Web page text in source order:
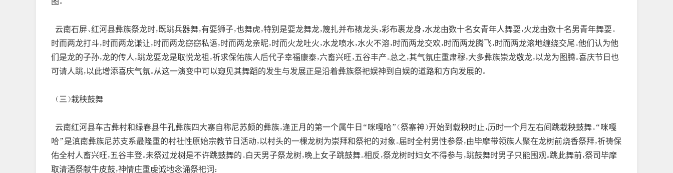
云南石屏、红河县彝族祭龙时，既跳兵器舞，有耍狮子，也舞虎，特别是耍龙舞龙，篾扎并布裱龙头，彩布裹龙身，水龙由数十名女青年人舞耍，火龙由数十名男青年舞耍。
时而两龙打斗，时而两龙谦让，时而两龙窃窃私语，时而两龙亲昵，时而火龙吐火，水龙喷水，水火不溶，时而两龙交欢，时而两龙腾飞，时而两龙滚地缠绕交尾。他们认为他
们是龙的子孙，龙的传人，跳龙耍龙是取悦龙祖，祈求保佑族人后代子幸福康泰，六畜兴旺，五谷丰产。总之，其气氛庄重肃穆，大多彝族崇龙敬龙，以龙为图腾。喜庆节日也
可请人跳，以此增添喜庆气氛。从这一演变中可以窥见其舞蹈的发生与发展正是沿着彝族祭祀娱神到自娱的道路和方向发展的。
（三）栽秧鼓舞
云南红河县车古彝村和绿春县牛孔彝族四大寨自称尼苏颇的彝族，逢正月的第一个属牛日“咪嘎哈”（祭寨神）开始到载秧时止，历时一个月左右间跳栽秧鼓舞。“咪嘎
哈”是滇南彝族尼苏支系最隆重的村社性原始宗教节日活动，以村头的一棵龙树为崇拜和祭祀的对象。届时全村男性参祭，由毕摩带领族人聚在龙树前烧香祭拜，祈祷保
佑全村人畜兴旺，五谷丰登。未祭过龙树是不许跳鼓舞的。白天男子祭龙树，晚上女子跳鼓舞。相反，祭龙树时妇女不得参与，跳鼓舞时男子只能围观。跳此舞前，祭司毕摩
取清酒祭献牛皮鼓，神情庄重虔诚地念诵祭祀词：